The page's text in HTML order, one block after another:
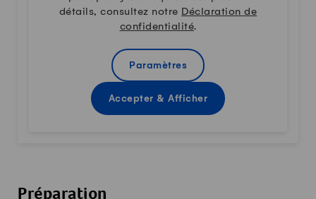
détails, consultez notre Déclaration de
confidentialité.
Paramètres
Accepter & Afficher